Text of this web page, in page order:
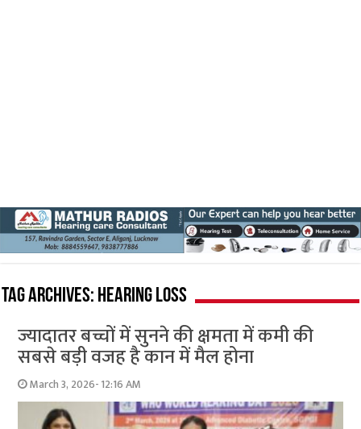
Tag Archives: hearing loss
ज्यादातर बच्चों में सुनने की क्षमता में कमी की
सबसे बड़ी वजह है कान में मैल होना
March 3, 2026- 12:16 AM